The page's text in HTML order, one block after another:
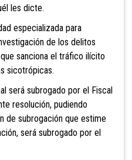
les dicte.
especializada para
de los delitos
sanciona el tráfico ilícito
sicotrópicas.
será subrogado por el Fiscal
resolución, pudiendo
de subrogación que estime
será subrogado por el